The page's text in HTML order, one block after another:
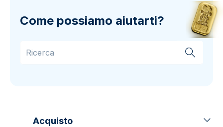
Come possiamo aiutarti?
Acquisto